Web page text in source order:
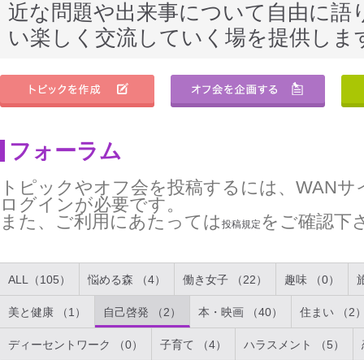
近な問題や出来事について自由に
い楽しく交流していく場を提供しま
フォーラム
トピックやオフ会を投稿するには、WAN
ログインが必要です。
また、ご利用にあたっては 投稿規定 をご確認下
ALL（105） 悩める森 （4） 働き女子 （22） 趣味 （0）
美と健康 （1） 自己啓発 （2） 本・映画 （40） 住まい （2
ディーセントワーク （0） 子育て （4） ハラスメント （5）